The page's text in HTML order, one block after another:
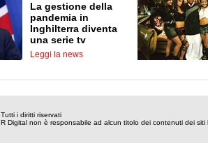
La gestione della
pandemia in
Inghilterra diventa
una serie tv
Leggi la news
Tutti i diritti riservati
R Digital non è responsabile ad alcun titolo dei contenuti dei siti